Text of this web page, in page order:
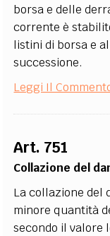
borsa e delle
corrente è
listini di borsa e
successione.
Leggi Il
Art. 751
Collazione del
La collazione del
minore quantità
secondo il valore